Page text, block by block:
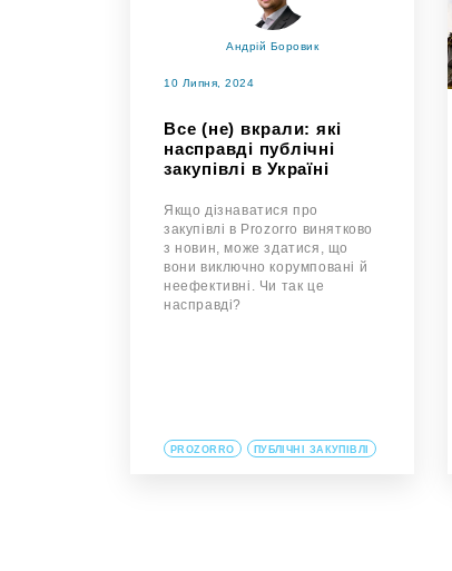
Андрій Боровик
10 Липня, 2024
Все (не) вкрали: які
насправді публічні
закупівлі в Україні
Якщо дізнаватися про
закупівлі в Prozorro винятково
з новин, може здатися, що
вони виключно корумповані й
неефективні. Чи так це
насправді?
PROZORRO ПУБЛІЧНІ ЗАКУПІВЛІ